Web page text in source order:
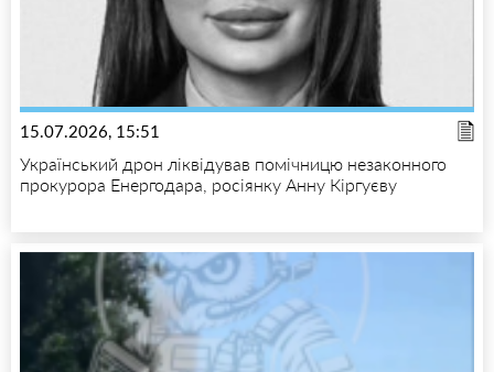
15.07.2026, 15:51
Український дрон ліквідував помічницю незаконного
прокурора Енергодара, росіянку Анну Кіргуєву